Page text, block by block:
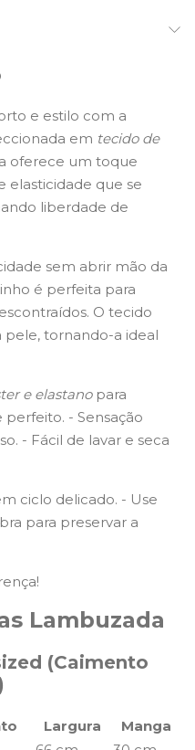
e estilo com a
em tecido de
oferece um toque
elasticidade que se
liberdade de
sem abrir mão da
é perfeita para
O tecido
pele, tornando-a ideal
e elastanopara
- Sensação
- Fácil de lavar e seca
ciclo delicado. - Use
para preservar a
Lambuzada
(Caimento
Largura
Manga